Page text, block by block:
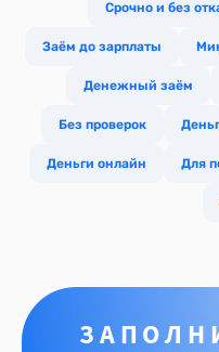
Срочно и без
Заём до зарплаты
Денежный заём
Без проверок
Деньги онлайн Для